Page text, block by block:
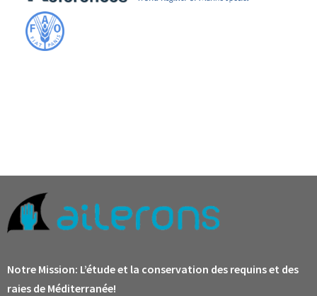
Notre Mission: L’étude et la conservation des requins et des
raies de Méditerranée!